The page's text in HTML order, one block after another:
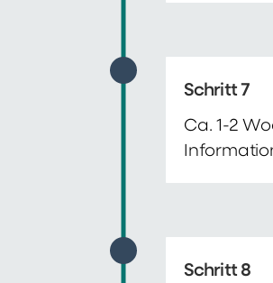
Schritt 7
Ca. 1-2
Schritt 8